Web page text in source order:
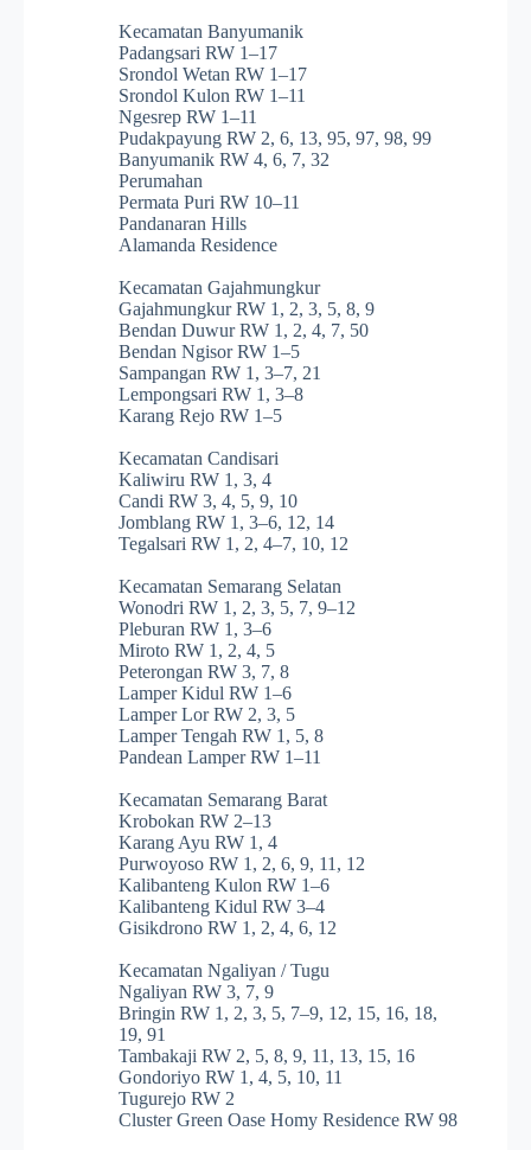
Kecamatan Banyumanik
Padangsari RW 1–17
Srondol Wetan RW 1–17
Srondol Kulon RW 1–11
Ngesrep RW 1–11
Pudakpayung RW 2, 6, 13, 95, 97, 98, 99
Banyumanik RW 4, 6, 7, 32
Perumahan
Permata Puri RW 10–11
Pandanaran Hills
Alamanda Residence
Kecamatan Gajahmungkur
Gajahmungkur RW 1, 2, 3, 5, 8, 9
Bendan Duwur RW 1, 2, 4, 7, 50
Bendan Ngisor RW 1–5
Sampangan RW 1, 3–7, 21
Lempongsari RW 1, 3–8
Karang Rejo RW 1–5
Kecamatan Candisari
Kaliwiru RW 1, 3, 4
Candi RW 3, 4, 5, 9, 10
Jomblang RW 1, 3–6, 12, 14
Tegalsari RW 1, 2, 4–7, 10, 12
Kecamatan Semarang Selatan
Wonodri RW 1, 2, 3, 5, 7, 9–12
Pleburan RW 1, 3–6
Miroto RW 1, 2, 4, 5
Peterongan RW 3, 7, 8
Lamper Kidul RW 1–6
Lamper Lor RW 2, 3, 5
Lamper Tengah RW 1, 5, 8
Pandean Lamper RW 1–11
Kecamatan Semarang Barat
Krobokan RW 2–13
Karang Ayu RW 1, 4
Purwoyoso RW 1, 2, 6, 9, 11, 12
Kalibanteng Kulon RW 1–6
Kalibanteng Kidul RW 3–4
Gisikdrono RW 1, 2, 4, 6, 12
Kecamatan Ngaliyan / Tugu
Ngaliyan RW 3, 7, 9
Bringin RW 1, 2, 3, 5, 7–9, 12, 15, 16, 18,
19, 91
Tambakaji RW 2, 5, 8, 9, 11, 13, 15, 16
Gondoriyo RW 1, 4, 5, 10, 11
Tugurejo RW 2
Cluster Green Oase Homy Residence RW 98